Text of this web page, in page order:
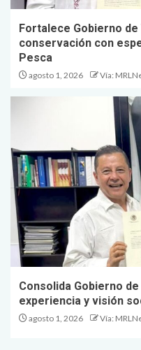
Fortalece Gobierno
conservación con
Pesca
agosto 1, 2026 Vía:
Consolida Gobierno
experiencia y visión
agosto 1, 2026 Vía: